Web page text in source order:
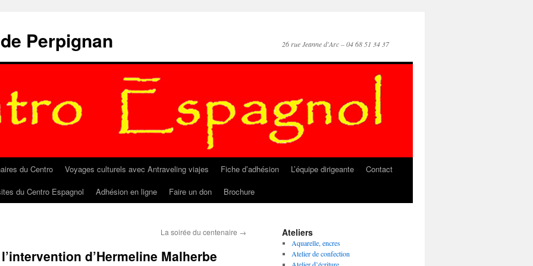
Perpignan 26 rue Jeanne d'Arc – 04 68 51 34 37
du Centro Voyages culturels avec Antraveling viajes Fiche d’adhésion L’équipe dirigeante
Contact
du Centro Espagnol Adhésion en ligne Faire un don Brochure
La soirée du centenaire →
d’Hermeline Malherbe
Ateliers
Aquarelle, encres
Atelier de confection